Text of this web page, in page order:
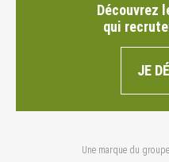
Découvrez
qui
JE
Une marque du groupe